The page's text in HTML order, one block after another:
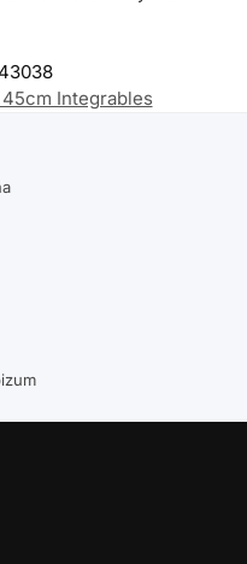
45cm Integrables